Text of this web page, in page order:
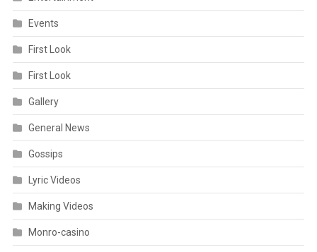
Events
First Look
First Look
Gallery
General News
Gossips
Lyric Videos
Making Videos
Monro-casino